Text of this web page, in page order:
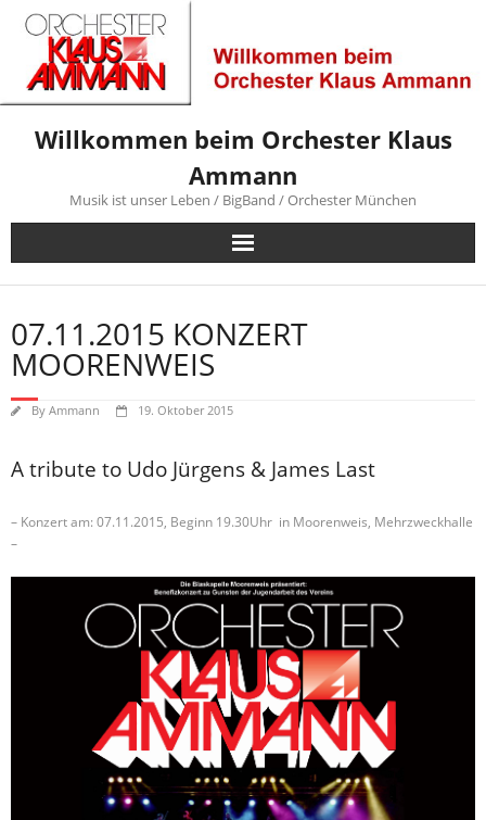
Willkommen beim Orchester Klaus
Ammann
Musik ist unser Leben / BigBand / Orchester München
07.11.2015 KONZERT
MOORENWEIS
By Ammann 19. Oktober 2015
A tribute to Udo Jürgens & James Last
– Konzert am: 07.11.2015, Beginn 19.30Uhr in Moorenweis, Mehrzweckhalle
–